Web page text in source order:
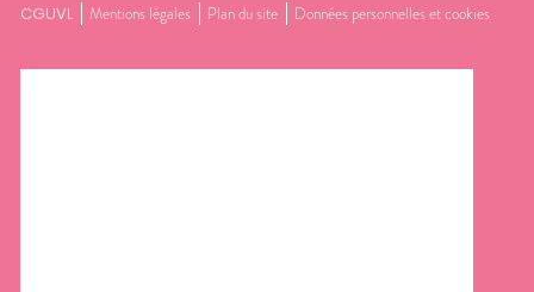
CGUVL Mentions légales Plan du site Données personnelles et cookies